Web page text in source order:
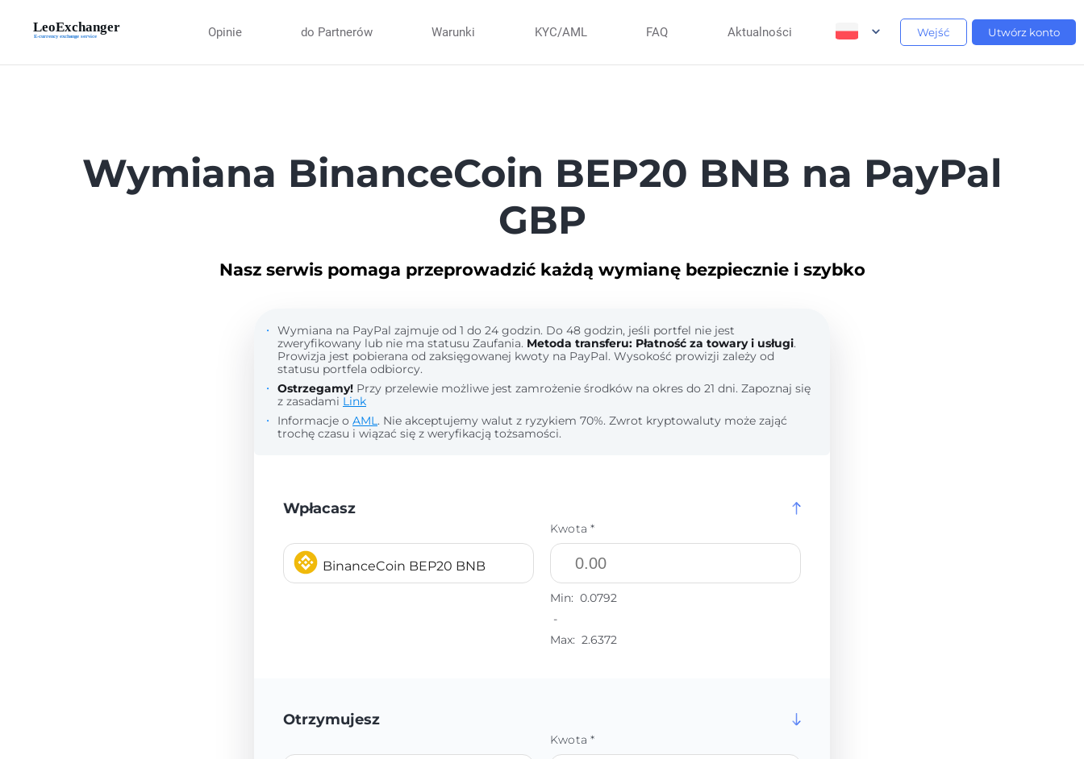
Opinie do Partnerów Warunki KYC/AML FAQ Aktualności Wejść Utwórz konto
Wymiana BinanceCoin BEP20 BNB na PayPal
GBP
Nasz serwis pomaga przeprowadzić każdą wymianę bezpiecznie i szybko
Wymiana na PayPal zajmuje od 1 do 24 godzin. Do 48 godzin, jeśli portfel nie jest
zweryfikowany lub nie ma statusu Zaufania. Metoda transferu: Płatność za towary i usługi.
Prowizja jest pobierana od zaksięgowanej kwoty na PayPal. Wysokość prowizji zależy od
statusu portfela odbiorcy.
Ostrzegamy! Przy przelewie możliwe jest zamrożenie środków na okres do 21 dni. Zapoznaj się
z zasadami Link
Informacje o AML. Nie akceptujemy walut z ryzykiem 70%. Zwrot kryptowaluty może zająć
trochę czasu i wiązać się z weryfikacją tożsamości.
Wpłacasz
BinanceCoin BEP20 BNB
Kwota *
Min: 0.0792
-
Max: 2.6372
Otrzymujesz
Kwota *